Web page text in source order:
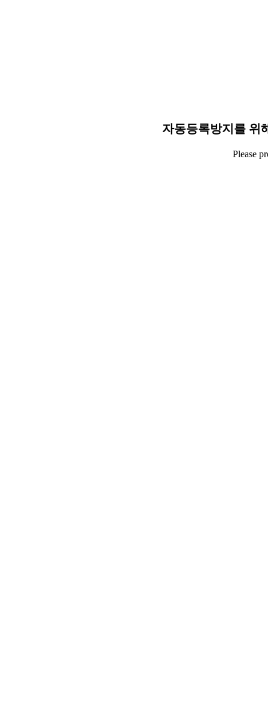
자동등록방지를 위
Please